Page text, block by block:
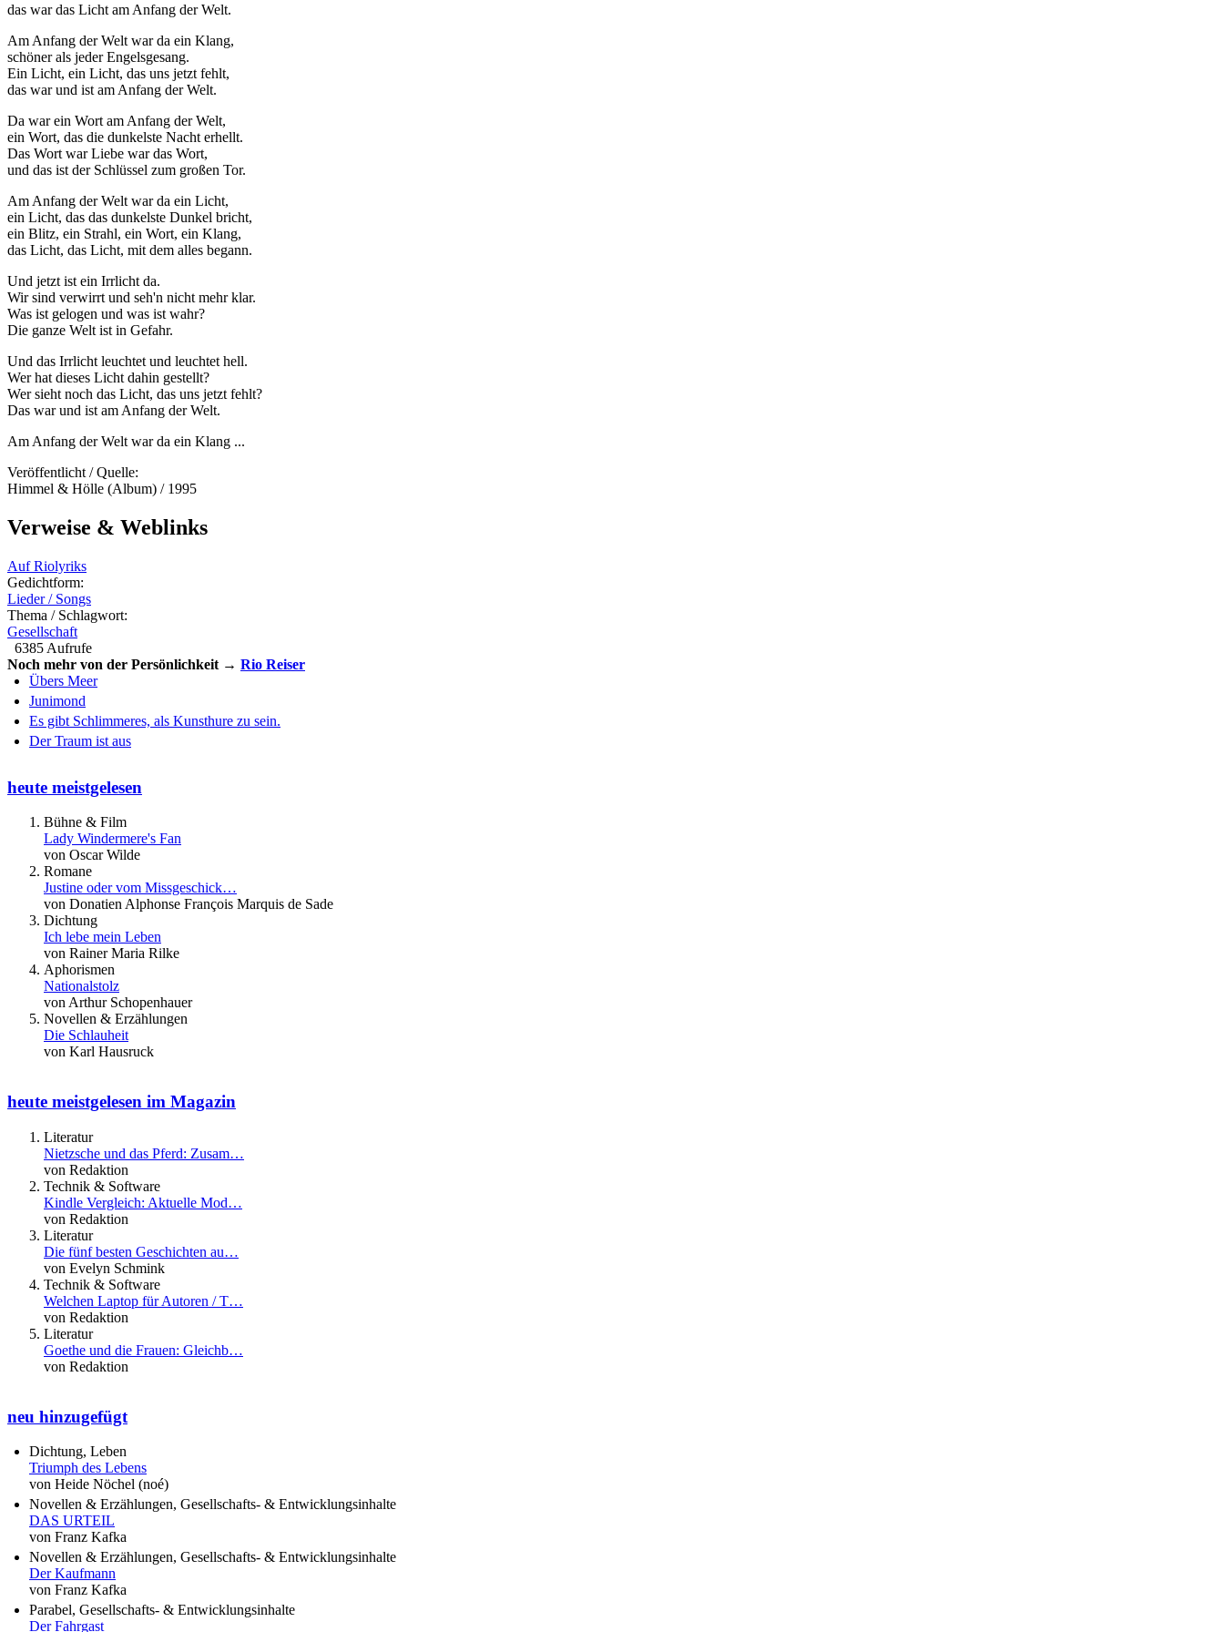
das war das Licht am Anfang der Welt.
Am Anfang der Welt war da ein Klang,
schöner als jeder Engelsgesang.
Ein Licht, ein Licht, das uns jetzt fehlt,
das war und ist am Anfang der Welt.
Da war ein Wort am Anfang der Welt,
ein Wort, das die dunkelste Nacht erhellt.
Das Wort war Liebe war das Wort,
und das ist der Schlüssel zum großen Tor.
Am Anfang der Welt war da ein Licht,
ein Licht, das das dunkelste Dunkel bricht,
ein Blitz, ein Strahl, ein Wort, ein Klang,
das Licht, das Licht, mit dem alles begann.
Und jetzt ist ein Irrlicht da.
Wir sind verwirrt und seh'n nicht mehr klar.
Was ist gelogen und was ist wahr?
Die ganze Welt ist in Gefahr.
Und das Irrlicht leuchtet und leuchtet hell.
Wer hat dieses Licht dahin gestellt?
Wer sieht noch das Licht, das uns jetzt fehlt?
Das war und ist am Anfang der Welt.
Am Anfang der Welt war da ein Klang ...
Veröffentlicht / Quelle:
Himmel & Hölle (Album) / 1995
Verweise & Weblinks
Auf Riolyriks
Gedichtform:
Lieder / Songs
Thema / Schlagwort:
Gesellschaft
6385 Aufrufe
Noch mehr von der Persönlichkeit → Rio Reiser
Übers Meer
Junimond
Es gibt Schlimmeres, als Kunsthure zu sein.
Der Traum ist aus
heute meistgelesen
Bühne & Film
Lady Windermere's Fan
von Oscar Wilde
Romane
Justine oder vom Missgeschick…
von Donatien Alphonse François Marquis de Sade
Dichtung
Ich lebe mein Leben
von Rainer Maria Rilke
Aphorismen
Nationalstolz
von Arthur Schopenhauer
Novellen & Erzählungen
Die Schlauheit
von Karl Hausruck
heute meistgelesen im Magazin
Literatur
Nietzsche und das Pferd: Zusam…
von Redaktion
Technik & Software
Kindle Vergleich: Aktuelle Mod…
von Redaktion
Literatur
Die fünf besten Geschichten au…
von Evelyn Schmink
Technik & Software
Welchen Laptop für Autoren / T…
von Redaktion
Literatur
Goethe und die Frauen: Gleichb…
von Redaktion
neu hinzugefügt
Dichtung, Leben
Triumph des Lebens
von Heide Nöchel (noé)
Novellen & Erzählungen, Gesellschafts- & Entwicklungsinhalte
DAS URTEIL
von Franz Kafka
Novellen & Erzählungen, Gesellschafts- & Entwicklungsinhalte
Der Kaufmann
von Franz Kafka
Parabel, Gesellschafts- & Entwicklungsinhalte
Der Fahrgast